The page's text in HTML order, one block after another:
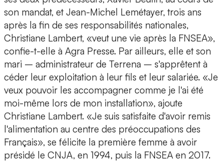
son mandat, et Jean-Michel Lemétayer, trois ans
après la fin de ses responsabilités nationales,
Christiane Lambert, «veut une vie après la FNSEA»,
confie-t-elle à Agra Presse. Par ailleurs, elle et son
mari – administrateur de Terrena – s'apprêtent à
céder leur exploitation à leur fils et leur salariée. «Je
veux pouvoir les accompagner comme je l'ai été
moi-même lors de mon installation», ajoute
Christiane Lambert. «Je suis satisfaite d'avoir remis
l'alimentation au centre des préoccupations des
Français», se félicite la première femme à avoir
présidé le CNJA, en 1994, puis la FNSEA en 2017.